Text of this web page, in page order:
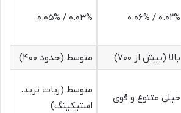
۰.۰۲% / ۰.۰۶% ۰.۰۳% / ۰.۰۵%
بالا (بیش از ۷۰۰)
متوسط (حدود ۴۰۰)
خیلی متنوع و قوی
متوسط (ربات ترید،
استیکینگ)